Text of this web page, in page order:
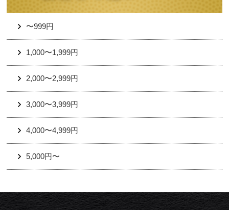
〜999円
1,000〜1,999円
2,000〜2,999円
3,000〜3,999円
4,000〜4,999円
5,000円〜